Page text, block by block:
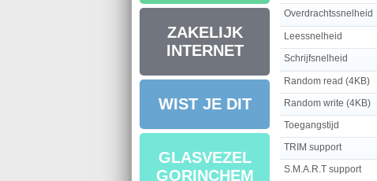
ZAKELIJK
INTERNET
WIST JE DIT
GLASVEZEL
GORINCHEM
Overdrachtssnelheid
Leessnelheid
Schrijfsnelheid
Random read (4KB)
Random write (4KB)
Toegangstijd
TRIM support
S.M.A.R.T support